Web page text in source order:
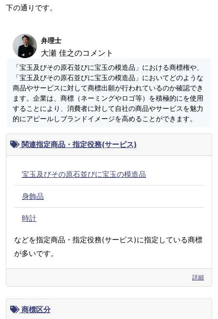
下の通りです。
弁理士
大瀬 佳之のコメント
「宝玉及びその原石並びに宝玉の模造品」における商標権や、
「宝玉及びその原石並びに宝玉の模造品」においてどのような
商品やサービスに対して商標出願が行われているのか確認でき
ます。企業は、商標（ネーミングやロゴ等）を積極的にを使用
することにより、消費者に対して自社の商品やサービスを魅力
的にアピールしブランドイメージを高めることができます。
関連指定商品・指定役務(サービス)
宝玉及びその原石並びに宝玉の模造品
身飾品
時計
などを指定商品・指定役務(サービス)に指定している商標
が多いです。
詳細
商標区分